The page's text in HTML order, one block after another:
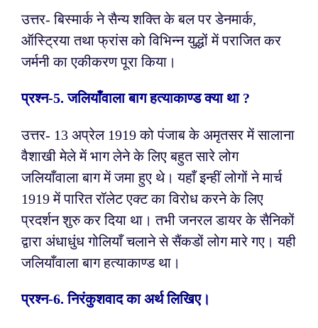
उत्तर- बिस्मार्क ने सैन्य शक्ति के बल पर डेनमार्क,
ऑस्ट्रिया तथा फ्रांस को विभिन्न युद्धों में पराजित कर
जर्मनी का एकीकरण पूरा किया।
प्रश्न-5. जलियाँवाला बाग हत्याकाण्ड क्या था ?
उत्तर- 13 अप्रेल 1919 को पंजाब के अमृतसर में सालाना
वैशाखी मेले में भाग लेने के लिए बहुत सारे लोग
जलियाँवाला बाग में जमा हुए थे। यहाँ इन्हीं लोगों ने मार्च
1919 में पारित रॉलेट एक्ट का विरोध करने के लिए
प्रदर्शन शुरु कर दिया था। तभी जनरल डायर के सैनिकों
द्वारा अंधाधुंध गोलियाँ चलाने से सैंकडों लोग मारे गए। यही
जलियाँवाला बाग हत्याकाण्ड था।
प्रश्न-6. निरंकुशवाद का अर्थ लिखिए।